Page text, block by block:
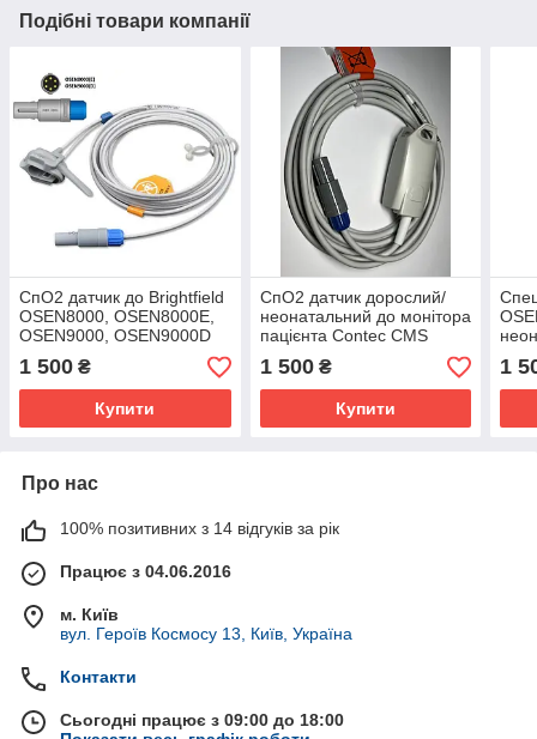
Подібні товари компанії
СпО2 датчик до Brightfield
OSEN8000, OSEN8000E,
OSEN9000, OSEN9000D
неонатальний/дорослий
1 500 ₴
Купити
СпО2 датчик дорослий/
неонатальний до монітора
пацієнта Contec CMS
6000/6800/7000/8000/9000
1 500₴
Купити
1
Про нас
100% позитивних з 14 відгуків за рік
Працює з 04.06.2016
м. Київ
вул. Героїв Космосу 13, Київ, Україна
Контакти
Сьогодні працює з 09:00 до 18:00